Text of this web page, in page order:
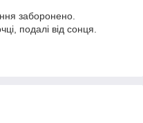
заборонено.
подалі від сонця.